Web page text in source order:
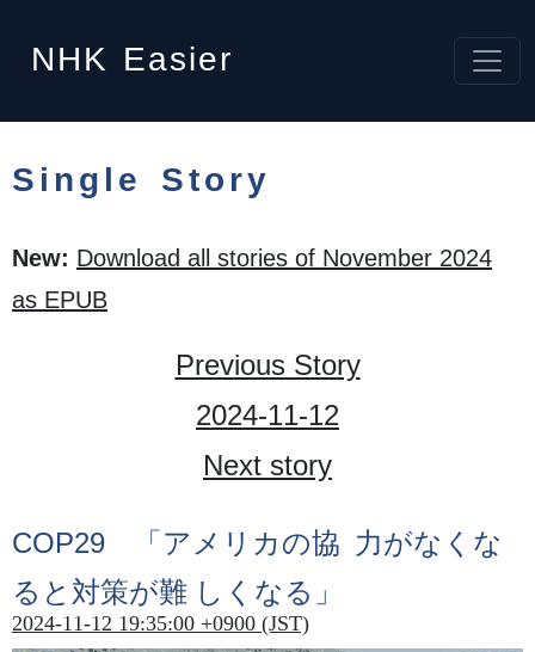
NHK Easier
Single Story
New: Download all stories of November 2024
as EPUB
Previous Story
2024-11-12
Next story
COP29 「アメリカの協力がなくな
ると 対策が難 しくなる 」
2024-11-12 19:35:00 +0900 (JST)